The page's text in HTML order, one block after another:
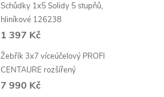
Schůdky 1x5 Solidy 5 stupňů,
hliníkové 126238
1 397 Kč
Žebřík 3x7 víceúčelový PROFI
CENTAURE rozšířený
7 990 Kč